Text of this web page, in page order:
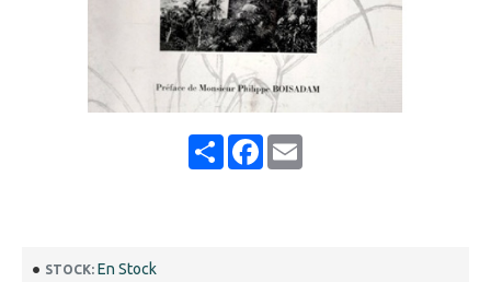
ShareFacebook
Email
STOCK: En Stock